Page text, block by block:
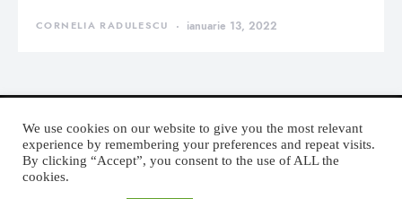
CORNELIA RADULESCU ianuarie 13, 2022
DEVORATOR MONDEN
We use cookies on our website to give you the most relevant
experience by remembering your preferences and repeat visits.
By clicking “Accept”, you consent to the use of ALL the
cookies.